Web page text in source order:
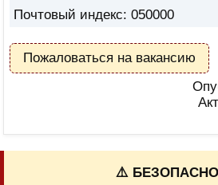
Почтовый индекс: 050000
Пожаловаться на вакансию
⚠️